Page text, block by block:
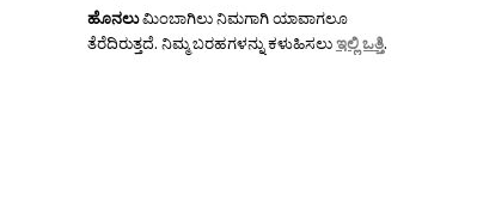
ಹೊನಲುಮಿಂಬಾಗಿಲು ನಿಮಗಾಗಿ ಯಾವಾಗಲೂ
ತೆರೆದಿರುತ್ತದೆ. ನಿಮ್ಮ ಬರಹಗಳನ್ನು ಕಳುಹಿಸಲುಇಲ್ಲಿ ಒತ್ತಿ.